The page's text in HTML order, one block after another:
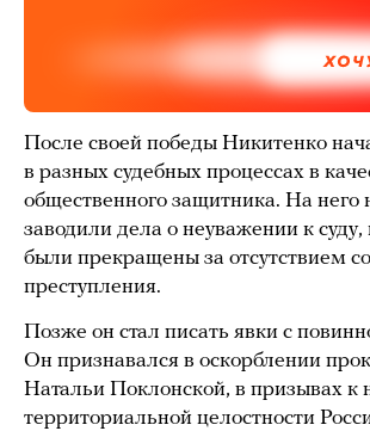
После своей победы Никитенко
в разных судебных процессах в
общественного защитника. На него
заводили дела о неуважении к суду,
были прекращены за отсутствием
преступления.
Позже он стал писать явки с
Он признавался в оскорблении
Натальи Поклонской, в призывах
территориальной целостности